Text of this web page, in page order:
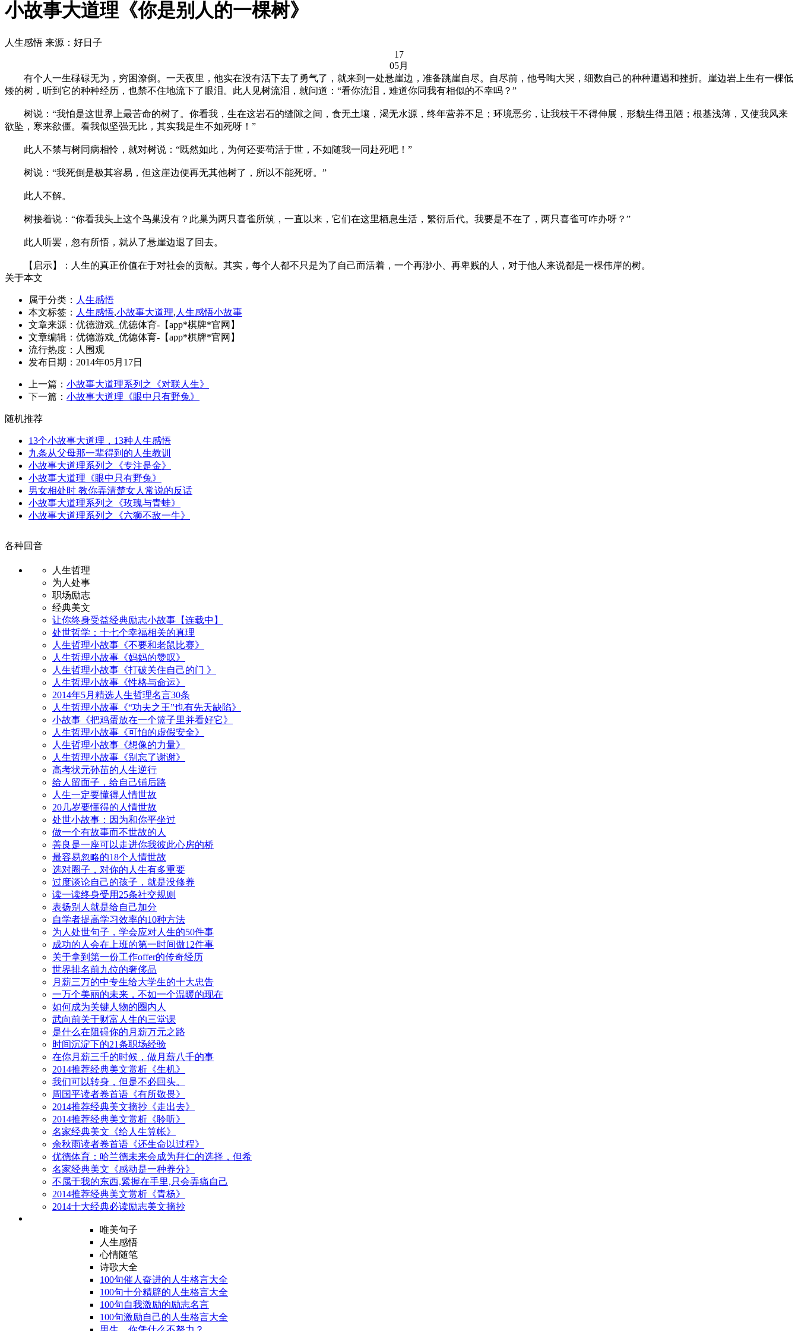
小故事大道理《你是别人的一棵树》
人生感悟 来源：好日子
17
05月
有个人一生碌碌无为，穷困潦倒。一天夜里，他实在没有活下去了勇气了，就来到一处悬崖边，准备跳崖自尽。自尽前，他号啕大哭，细数自己的种种遭遇和挫折。崖边岩上生有一棵低
矮的树，听到它的种种经历，也禁不住地流下了眼泪。此人见树流泪，就问道：“看你流泪，难道你同我有相似的不幸吗？”
树说：“我怕是这世界上最苦命的树了。你看我，生在这岩石的缝隙之间，食无土壤，渴无水源，终年营养不足；环境恶劣，让我枝干不得伸展，形貌生得丑陋；根基浅薄，又使我风来
欲坠，寒来欲僵。看我似坚强无比，其实我是生不如死呀！”
此人不禁与树同病相怜，就对树说：“既然如此，为何还要苟活于世，不如随我一同赴死吧！”
树说：“我死倒是极其容易，但这崖边便再无其他树了，所以不能死呀。”
此人不解。
树接着说：“你看我头上这个鸟巢没有？此巢为两只喜雀所筑，一直以来，它们在这里栖息生活，繁衍后代。我要是不在了，两只喜雀可咋办呀？”
此人听罢，忽有所悟，就从了悬崖边退了回去。
【启示】：人生的真正价值在于对社会的贡献。其实，每个人都不只是为了自己而活着，一个再渺小、再卑贱的人，对于他人来说都是一棵伟岸的树。
关于本文
属于分类： 人生感悟
本文标签： 人生感悟,小故事大道理, 人生感悟小故事
文章来源：优德游戏_优德体育-【app*棋牌*官网】
文章编辑：优德游戏_优德体育-【app*棋牌*官网】
流行热度： 人围观
发布日期：2014年05月17日
上一篇： 小故事大道理系列之《对联人生》
下一篇： 小故事大道理《眼中只有野兔》
随机推荐
13个小故事大道理，13种人生感悟
九条从父母那一辈得到的人生教训
小故事大道理系列之《专注是金》
小故事大道理《眼中只有野兔》
男女相处时 教你弄清楚女人常说的反话
小故事大道理系列之《玫瑰与青蛙》
小故事大道理系列之《六狮不敌一牛》
各种回音
人生哲理
为人处事
职场励志
经典美文
让你终身受益经典励志小故事【连载中】
处世哲学：十七个幸福相关的真理
人生哲理小故事《不要和老鼠比赛》
人生哲理小故事《妈妈的赞叹》
人生哲理小故事《打破关住自己的门 》
人生哲理小故事《性格与命运》
2014年5月精选人生哲理名言30条
人生哲理小故事《“功夫之王”也有先天缺陷》
小故事《把鸡蛋放在一个篮子里并看好它》
人生哲理小故事《可怕的虚假安全》
人生哲理小故事《想像的力量》
人生哲理小故事《别忘了谢谢》
高考状元孙苗的人生逆行
给人留面子，给自己铺后路
人生一定要懂得人情世故
20几岁要懂得的人情世故
处世小故事：因为和你平坐过
做一个有故事而不世故的人
善良是一座可以走进你我彼此心房的桥
最容易忽略的18个人情世故
选对圈子，对你的人生有多重要
过度谈论自己的孩子，就是没修养
读一读终身受用25条社交规则
表扬别人就是给自己加分
自学者提高学习效率的10种方法
为人处世句子，学会应对人生的50件事
成功的人会在上班的第一时间做12件事
关于拿到第一份工作offer的传奇经历
世界排名前九位的奢侈品
月薪三万的中专生给大学生的十大忠告
一万个美丽的未来，不如一个温暖的现在
如何成为关键人物的圈内人
武向前关于财富人生的三堂课
是什么在阻碍你的月薪万元之路
时间沉淀下的21条职场经验
在你月薪三千的时候，做月薪八千的事
2014推荐经典美文赏析《生机》
我们可以转身，但是不必回头。
周国平读者卷首语《有所敬畏》
2014推荐经典美文摘抄《走出去》
2014推荐经典美文赏析《聆听》
名家经典美文《给人生算帐》
余秋雨读者卷首语《还生命以过程》
优德体育：哈兰德未来会成为拜仁的选择，但希
名家经典美文《感动是一种养分》
不属于我的东西,紧握在手里,只会弄痛自己
2014推荐经典美文赏析《青杨》
2014十大经典必读励志美文摘抄
唯美句子
人生感悟
心情随笔
诗歌大全
100句催人奋进的人生格言大全
100句十分精辟的人生格言大全
100句自我激励的励志名言
100句激励自己的人生格言大全